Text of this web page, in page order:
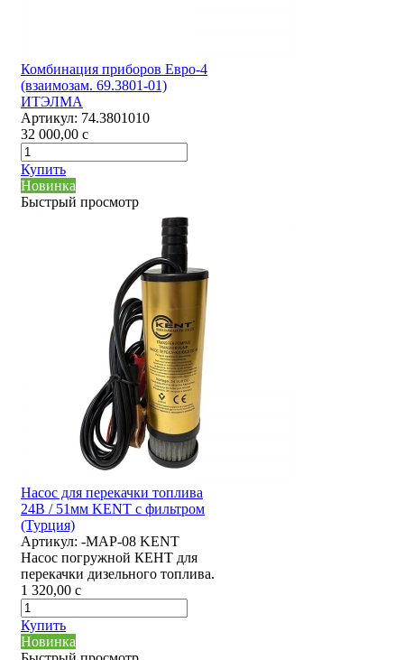
Комбинация приборов Евро-4
(взаимозам. 69.3801-01)
ИТЭЛМА
Артикул: 74.3801010
32 000,00 c
Купить
Новинка
Быстрый просмотр
Насос для перекачки топлива
24В / 51мм KENT с фильтром
(Турция)
Артикул: -MAP-08 KENT
Насос погружной КЕНТ для
перекачки дизельного топлива.
1 320,00 c
Купить
Новинка